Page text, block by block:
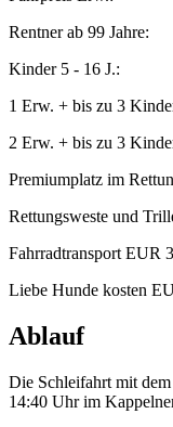
Rentner ab 99
Kinder 5 - 16 J.:
1 Erw. + bis zu 3
2 Erw. + bis zu 3
Premiumplatz im
Rettungsweste und
Fahrradtransport EUR
Liebe Hunde kosten
Ablauf
Die Schleifahrt mit
14:40 Uhr im